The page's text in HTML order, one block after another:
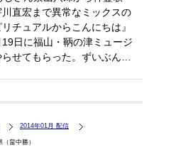
直宏まで異常なミックスの
チュアルからこんにちは』
日に福山・鞆の津ミュージ
せてもらった。ずいぶん…
2014年01月 配信
畠中勝）